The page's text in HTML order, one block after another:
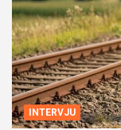
INTERVJU